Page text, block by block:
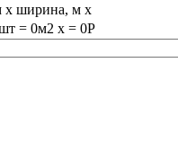
x ширина, м x
= 0м2 x = 0Р